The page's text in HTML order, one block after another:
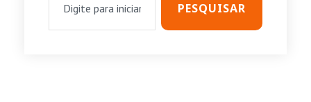
PESQUISAR